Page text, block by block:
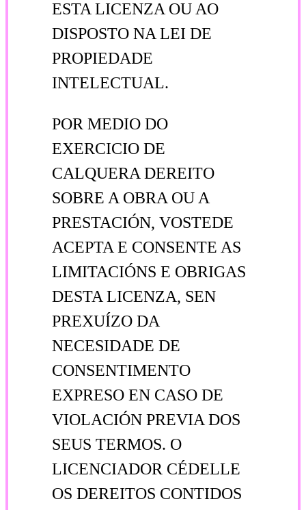
ESTA LICENZA OU AO
DISPOSTO NA LEI DE
PROPIEDADE
INTELECTUAL.
POR MEDIO DO
EXERCICIO DE
CALQUERA DEREITO
SOBRE A OBRA OU A
PRESTACIÓN, VOSTEDE
ACEPTA E CONSENTE AS
LIMITACIÓNS E OBRIGAS
DESTA LICENZA, SEN
PREXUÍZO DA
NECESIDADE DE
CONSENTIMENTO
EXPRESO EN CASO DE
VIOLACIÓN PREVIA DOS
SEUS TERMOS. O
LICENCIADOR CÉDELLE
OS DEREITOS CONTIDOS